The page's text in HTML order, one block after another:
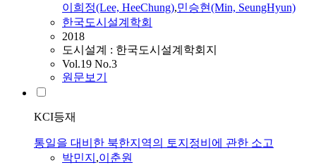
이희정(Lee, HeeChung),민승현(Min, SeungHyun)
한국도시설계학회
2018
도시설계 : 한국도시설계학회지
Vol.19 No.3
원문보기
KCI등재
통일을 대비한 북한지역의 토지정비에 관한 소고
박민지 ,이춘원